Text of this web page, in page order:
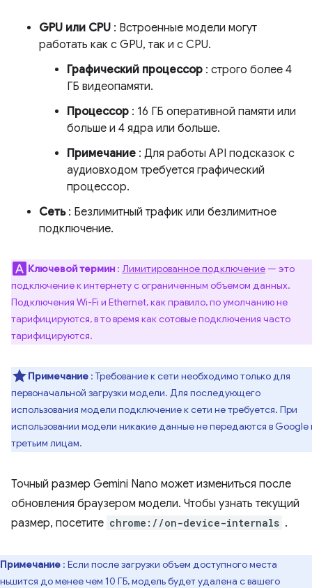
GPU или CPU : Встроенные модели могут
работать как с GPU, так и с CPU.
Графический процессор : строго более 4
ГБ видеопамяти.
Процессор : 16 ГБ оперативной памяти или
больше и 4 ядра или больше.
Примечание : Для работы API подсказок с
аудиовходом требуется графический
процессор.
Сеть: Безлимитный трафик или безлимитное
подключение.
Ключевой термин : Лимитированное подключение — это
подключение к интернету с ограниченным объемом данных.
Подключения Wi-Fi и Ethernet, как правило, по умолчанию не
тарифицируются, в то время как сотовые подключения часто
тарифицируются.
Примечание : Требование к сети необходимо только для
первоначальной загрузки модели. Для последующего
использования модели подключение к сети не требуется. При
использовании модели никакие данные не передаются в Google
третьим лицам.
Точный размер Gemini Nano может измениться после
обновления браузером модели. Чтобы узнать текущий
размер, посетите chrome://on-device-internals .
Примечание : Если после загрузки объем доступного места
до менее чем 10 ГБ, модель будет удалена с вашего